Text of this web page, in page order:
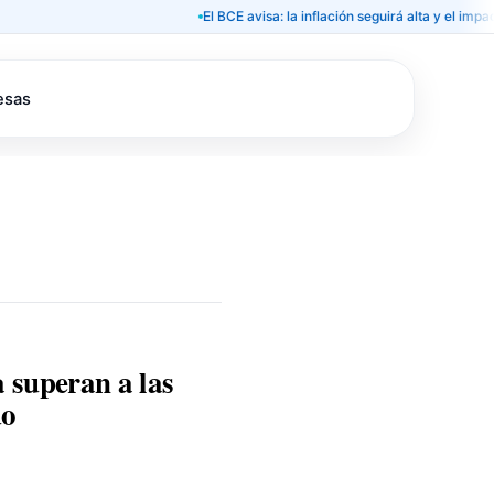
El BCE avisa: la inflación seguirá alta y el impacto
a las